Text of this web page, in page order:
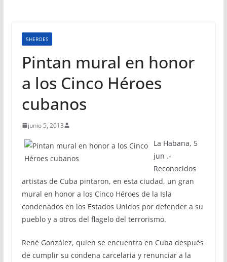
5HEROES
Pintan mural en honor
a los Cinco Héroes
cubanos
junio 5, 2013
La Habana, 5
jun .-
Reconocidos
artistas de Cuba pintaron, en esta ciudad, un gran
mural en honor a los Cinco Héroes de la Isla
condenados en los Estados Unidos por defender a su
pueblo y a otros del flagelo del terrorismo.
René González, quien se encuentra en Cuba después
de cumplir su condena carcelaria y renunciar a la